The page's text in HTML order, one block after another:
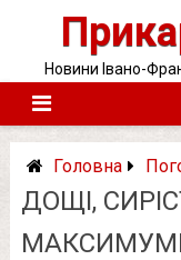
Новини Івано-
Головна
ДОЩІ,